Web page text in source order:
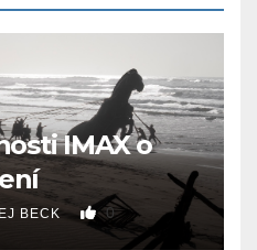
IMAX o
BECK 0